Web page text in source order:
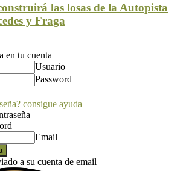
las losas de la Autopista
y Fraga
en tu cuenta
Usuario
Password
consigue ayuda
Email
a su cuenta de email